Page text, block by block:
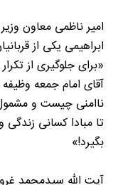
امیر ناظمی معاون
ابراهیمی یکی از
«برای جلوگیری از
آقای امام جمعه وظیفه
ناامنی چیست و
تا مبادا کسانی زندگی
بگیرد!»
آیت الله سیدمحمد